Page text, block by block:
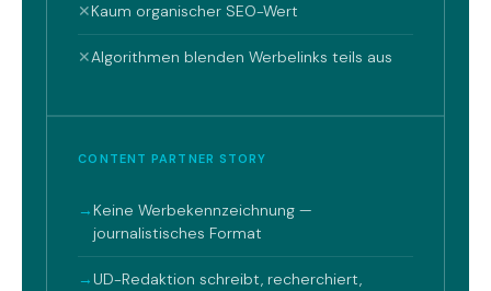
✕Kaum organischer SEO-Wert
✕Algorithmen blenden Werbelinks teils aus
CONTENT PARTNER STORY
→ Keine Werbekennzeichnung —
journalistisches Format
→ UD-Redaktion schreibt, recherchiert,